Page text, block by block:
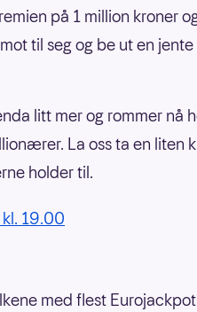
på 1 million kroner
til seg og be ut en
litt mer og rommer nå
La oss ta en liten
holder til.
19.00
med flest